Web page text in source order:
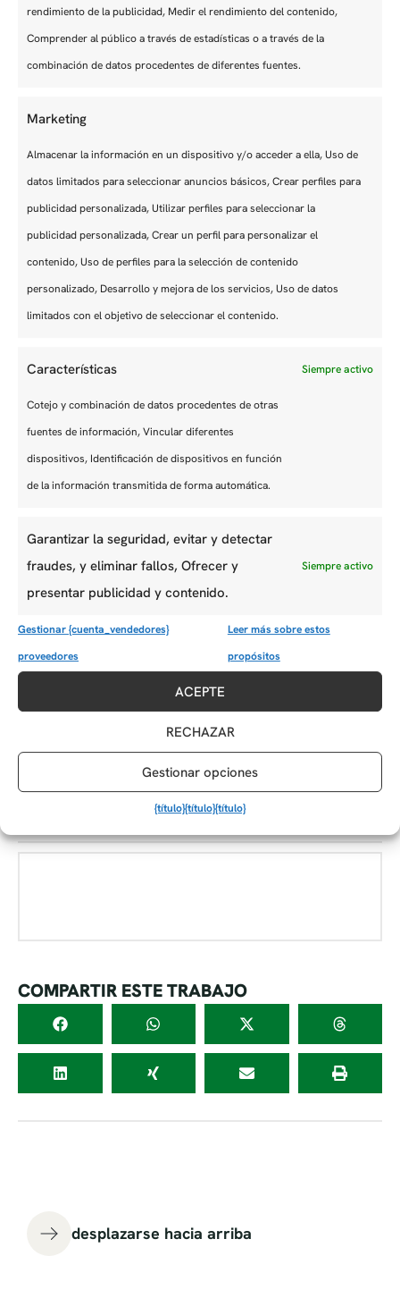
rendimiento de la publicidad, Medir el rendimiento del contenido,
Comprender al público a través de estadísticas o a través de la
combinación de datos procedentes de diferentes fuentes.
Marketing
Almacenar la información en un dispositivo y/o acceder a ella, Uso de
datos limitados para seleccionar anuncios básicos, Crear perfiles para
publicidad personalizada, Utilizar perfiles para seleccionar la
publicidad personalizada, Crear un perfil para personalizar el
contenido, Uso de perfiles para la selección de contenido
personalizado, Desarrollo y mejora de los servicios, Uso de datos
limitados con el objetivo de seleccionar el contenido.
Características Siempre activo
Cotejo y combinación de datos procedentes de otras
fuentes de información, Vincular diferentes
dispositivos, Identificación de dispositivos en función
de la información transmitida de forma automática.
Garantizar la seguridad, evitar y detectar
fraudes, y eliminar fallos, Ofrecer y
presentar publicidad y contenido.
Siempre activo
Gestionar {cuenta_vendedores}
proveedores
Leer más sobre estos
propósitos
ACEPTE
RECHAZAR
Gestionar opciones
{título}{título}{título}
como hablado.
APLICAR AHORA
TRABAJOS SIMILARES
PERSONAL DE DOCUMENTACIÓN Y
ENTRADA DE DATOS DE
Fecha límite de solicitud: 30 de agosto de 2026
Seguir leyendo
POSICIONES OPERATIVAS
MANIPULADOR DE CARGA AÉREA /
ESPECIALISTA EN LOGÍSTICA DE
ALMACÉN (M/F/D)
Fecha límite de solicitud: 30 de agosto de 2026
Seguir leyendo
MOSTRAR TODO
COMPARTIR ESTE TRABAJO
desplazarse hacia arriba